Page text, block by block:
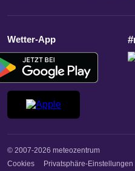
Wetter-App
© 2007-2026 meteozentrum
Cookies
Privatsphäre-Einstellungen